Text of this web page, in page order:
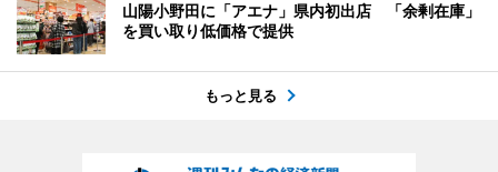
山陽小野田に「アエナ」県内初出店 「余剰在庫」
を買い取り低価格で提供
もっと見る